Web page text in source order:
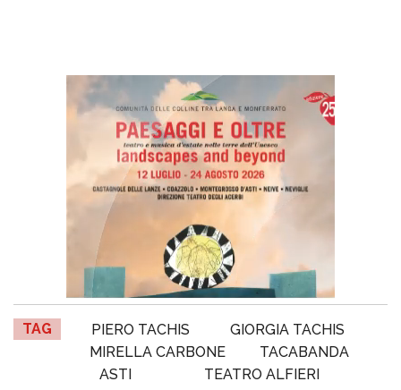
TAG PIERO TACHIS
GIORGIA TACHIS
MIRELLA CARBONE
TACABANDA
ASTI
TEATRO ALFIERI